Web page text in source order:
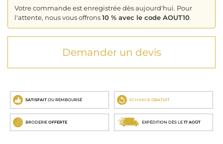
Votre commande est enregistrée dès aujourd'hui. Pour
l'attente, nous vous offrons10 % avec le code AOUT10.
Demander un devis
SATISFAIT OU REMBOURSÉ ECHANGE GRATUIT
BRODERIE OFFERTE EXPÉDITION DÈS LE 17 AOÛT